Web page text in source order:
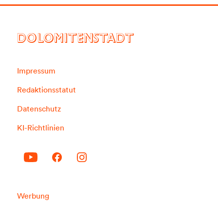
DOLOMITENSTADT
Impressum
Redaktionsstatut
Datenschutz
KI-Richtlinien
Werbung